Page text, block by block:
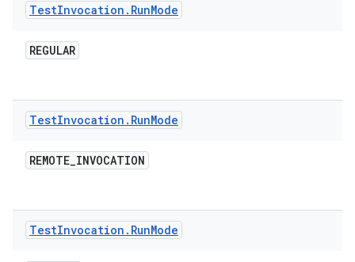
TestInvocation . RunMode
REGULAR
TestInvocation . RunMode
REMOTE_INVOCATION
TestInvocation . RunMode